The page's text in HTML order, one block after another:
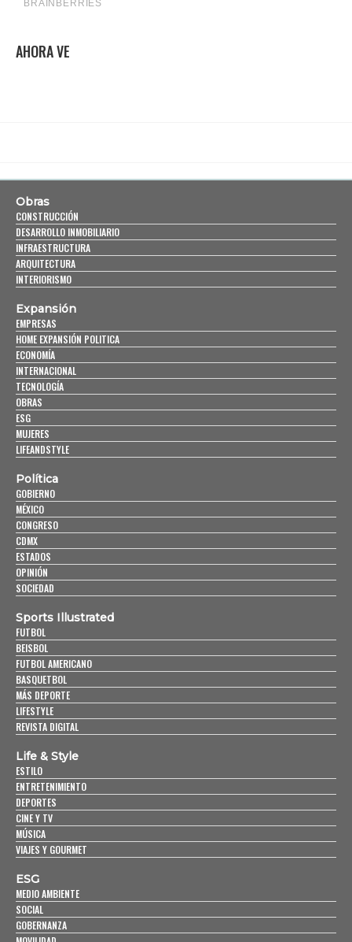
AHORA VE
Obras
CONSTRUCCIÓN
DESARROLLO INMOBILIARIO
INFRAESTRUCTURA
ARQUITECTURA
INTERIORISMO
Expansión
EMPRESAS
HOME EXPANSIÓN POLITICA
ECONOMÍA
INTERNACIONAL
TECNOLOGÍA
OBRAS
ESG
MUJERES
LIFEANDSTYLE
Política
GOBIERNO
MÉXICO
CONGRESO
CDMX
ESTADOS
OPINIÓN
SOCIEDAD
Sports Illustrated
FUTBOL
BEISBOL
FUTBOL AMERICANO
BASQUETBOL
MÁS DEPORTE
LIFESTYLE
REVISTA DIGITAL
Life & Style
ESTILO
ENTRETENIMIENTO
DEPORTES
CINE Y TV
MÚSICA
VIAJES Y GOURMET
ESG
MEDIO AMBIENTE
SOCIAL
GOBERNANZA